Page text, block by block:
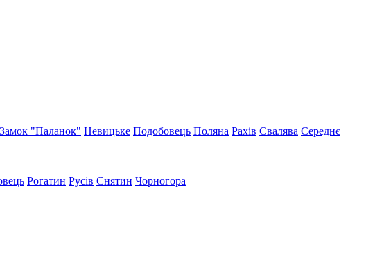
"Паланок" Невицьке Подобовець Поляна Рахів Свалява Середнє
Рогатин Русів Снятин Чорногора